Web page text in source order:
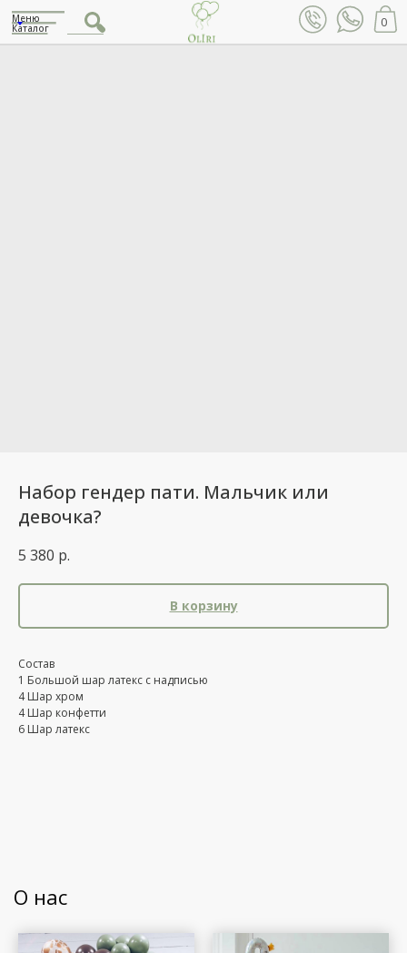
0
Каталог
Меню
Набор гендер пати. Мальчик или
девочка?
5 380 р.
В корзину
Состав
1 Большой шар латекс с надписью
4 Шар хром
4 Шар конфетти
6 Шар латекс
О нас